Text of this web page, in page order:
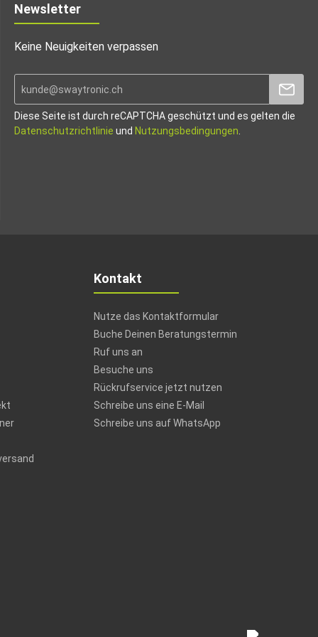
Newsletter
Keine Neuigkeiten verpassen
Diese Seite ist durch reCAPTCHA geschützt und es gelten die
Datenschutzrichtlinie und Nutzungsbedingungen
Kontakt
Nutze das Kontaktformular
Buche Deinen Beratungstermin
Ruf uns an
Besuche uns
Rückrufservice jetzt nutzen
Schreibe uns eine E-Mail
Schreibe uns auf WhatsApp